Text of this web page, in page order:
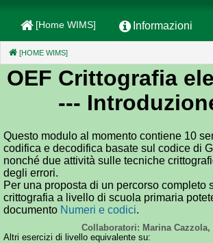
[Home WIMS] Informazioni
[HOME WIMS]
OEF Crittografia
---
Questo modulo al momento contiene 10
codifica e decodifica basate sul codice di
nonché due attività sulle tecniche
degli errori.
Per una proposta di un percorso completo
crittografia a livello di scuola primaria
documento Numeri e codici.
Collaboratori: Marina Cazzola,
Altri esercizi di livello equivalente su: